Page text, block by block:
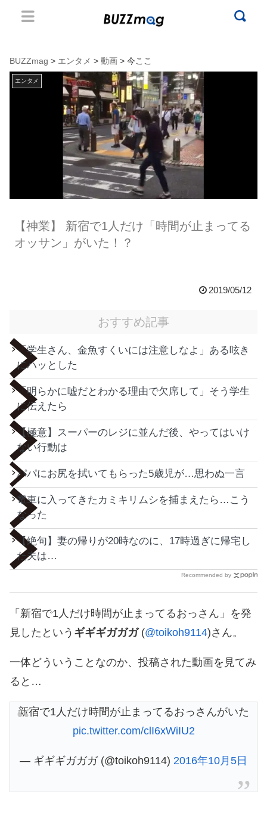
BUZZmag > エンタメ > 動画 > 今ここ
エンタメ
【神業】 新宿で1人だけ「時間が止まってる
オッサン」がいた！？
2019/05/12
おすすめ記事
「学生さん、金魚すくいには注意しなよ」ある呟き
にハッとした
「明らかに嘘だとわかる理由で欠席して」そう学生
に伝えたら
【極意】スーパーのレジに並んだ後、やってはいけ
ない行動は
パパにお尻を拭いてもらった5歳児が…思わぬ一言
電車に入ってきたカミキリムシを捕まえたら…こう
なった
【絶句】妻の帰りが20時なのに、17時過ぎに帰宅し
た夫は…
Recommended by
「新宿で1人だけ時間が止まってるおっさん」を発
見したという ギギギガガガ(@toikoh9114)さん。
一体どういうことなのか、投稿された動画を見てみ
ると…
新宿で1人だけ時間が止まってるおっさんがいた
pic.twitter.com/clI6xWiIU2
— ギギギガガガ (@toikoh9114) 2016年10月5日